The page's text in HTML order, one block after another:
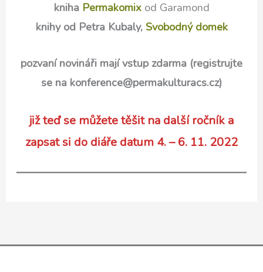
kniha Permakomix od Garamond
knihy od Petra Kubaly, Svobodný domek
pozvaní novináři mají vstup zdarma (registrujte
se na konference@permakulturacs.cz)
již teď se můžete těšit na další ročník a
zapsat si do diáře datum 4. – 6. 11. 2022